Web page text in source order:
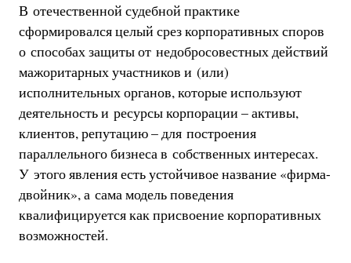
В отечественной судебной практике
сформировался целый срез корпоративных споров
о способах защиты от недобросовестных действий
мажоритарных участников и (или)
исполнительных органов, которые используют
деятельность и ресурсы корпорации – активы,
клиентов, репутацию – для построения
параллельного бизнеса в собственных интересах.
У этого явления есть устойчивое название «фирма-
двойник», а сама модель поведения
квалифицируется как присвоение корпоративных
возможностей.